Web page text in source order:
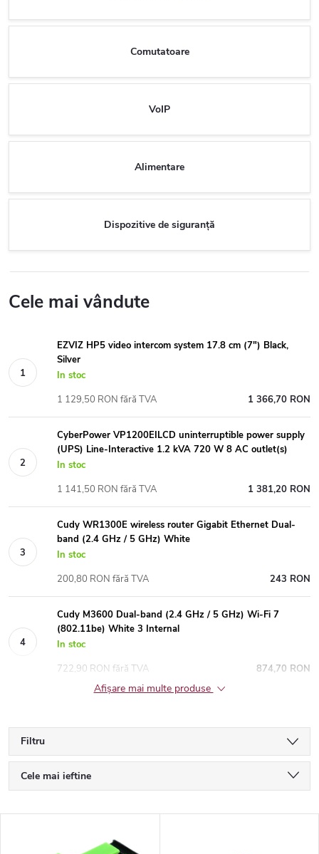
Comutatoare
VoIP
Alimentare
Dispozitive de siguranță
Cele mai vândute
EZVIZ HP5 video intercom system 17.8 cm (7") Black,
Silver
In stoc
1 366,70 RON
1 129,50 RON fără TVA
CyberPower VP1200EILCD uninterruptible power supply
(UPS) Line-Interactive 1.2 kVA 720 W 8 AC outlet(s)
In stoc
1 381,20 RON
1 141,50 RON fără TVA
Cudy WR1300E wireless router Gigabit Ethernet Dual-
band (2.4 GHz / 5 GHz) White
In stoc
243 RON
200,80 RON fără TVA
Cudy M3600 Dual-band (2.4 GHz / 5 GHz) Wi-Fi 7
(802.11be) White 3 Internal
In stoc
874,70 RON
722,90 RON fără TVA
Afişare mai multe produse
Filtru
S
e
Cele mai ieftine